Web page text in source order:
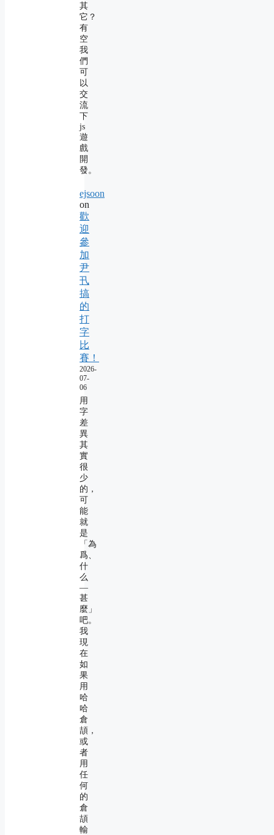
其
它？
有
空
我
們
可
以
交
流
下
js
遊
戲
開
發。
ejsoon
on
歡
迎
參
加
尹
卂
搞
的
打
字
比
賽！
2026-
07-
06
用
字
差
異
其
實
很
少
的，
可
能
就
是
「為
爲、
什
么
―
甚
麼」
吧。
我
現
在
如
果
用
哈
哈
倉
頡，
或
者
用
任
何
的
倉
頡
輸